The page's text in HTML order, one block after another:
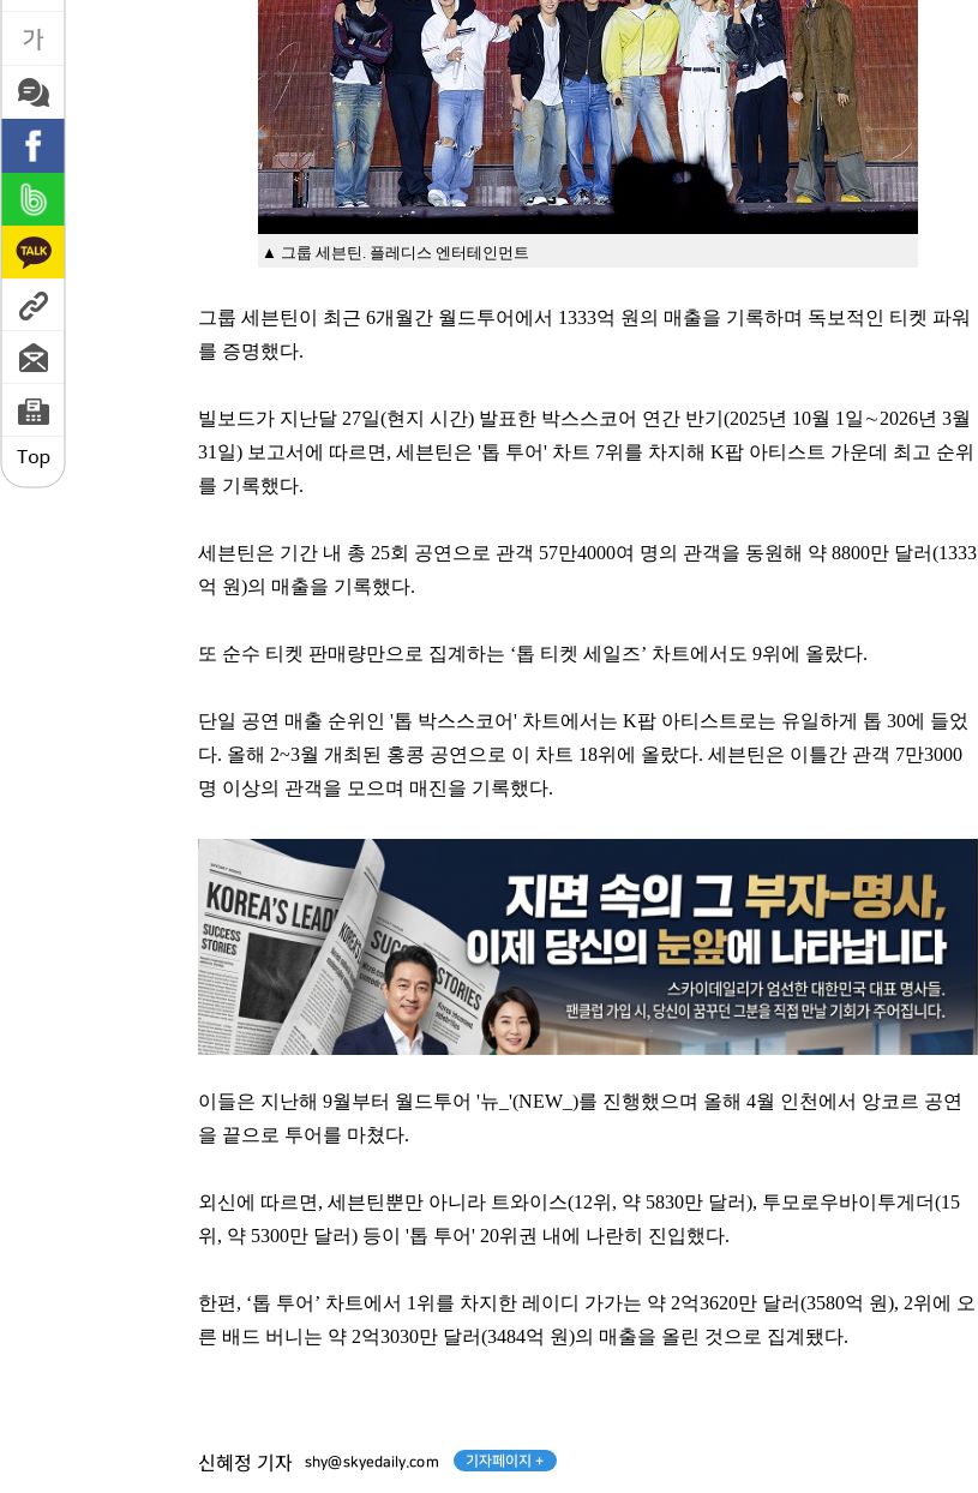
▲ 그룹 세븐틴. 플레디스 엔터테인먼트
그룹 세븐틴이 최근 6개월간 월드투어에서 1333억 원의 매출을 기록하며 독보적인 티켓 파워
를 증명했다.
빌보드가 지난달 27일(현지 시간) 발표한 박스스코어 연간 반기 (2025년 10월 1 일∼2026년 3월
31 일) 보고서에 따르면 , 세븐틴은 '톱 투어' 차트 7위를 차지해 K팝 아티스트 가운데 최고 순위
를 기록했다.
세븐틴은 기간 내 총 25회 공연으로 관객 57만4000여 명의 관객을 동원해 약 8800만 달러(1333
억 원)의 매출을 기록했다.
또 순수 티켓 판매량만으로 집계하는 ‘톱 티켓 세일즈’ 차트에서도 9위에 올랐다.
단일 공연 매출 순위인 '톱 박스스코어' 차트에서는 K팝 아티스트로는 유일하게 톱 30에 들었
다. 올해 2~3월 개최된 홍콩 공연으로 이 차트 18위에 올랐다. 세븐틴은 이틀간 관객 7만3000
명 이상의 관객을 모으며 매진을 기록했다.
[관련 기사]
윤홍근
[관련 기사]
박진영
[관련 기사]
이들은 지난해 9월부터 월드투어 '뉴 _'(NEW_)를 진행했으며 올해 4월 인천에서 앙코르 공연
을 끝으로 투어를 마쳤다.
외신에 따르면 , 세븐틴뿐만 아니라 트와이스(12위 , 약 5830만 달러), 투모로우바이투게더(15
위 , 약 5300만 달러) 등이 '톱 투어' 20위권 내에 나란히 진입했다.
한편 , ‘톱 투어 ’ 차트에서 1 위를 차지한 레이디 가가는 약 2억3620만 달러(3580억 원), 2위에 오
른 배드 버니는 약 2억3030만 달러(3484억 원)의 매출을 올린 것으로 집계됐다.
신혜정 기자 shy@skyedaily.com 기자페이지 +